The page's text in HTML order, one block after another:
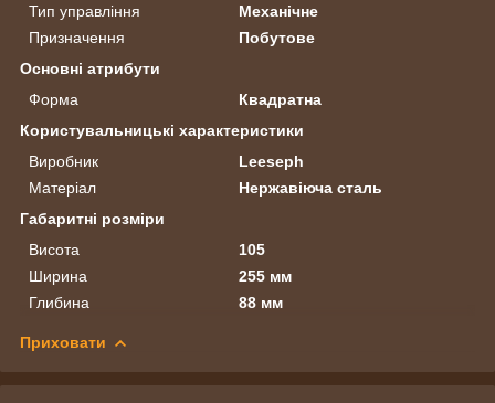
Тип управління
Механічне
Призначення
Побутове
Основні атрибути
Форма
Квадратна
Користувальницькі характеристики
Виробник
Leeseph
Матеріал
Нержавіюча сталь
Габаритні розміри
Висота
105
Ширина
255 мм
Глибина
88 мм
Приховати